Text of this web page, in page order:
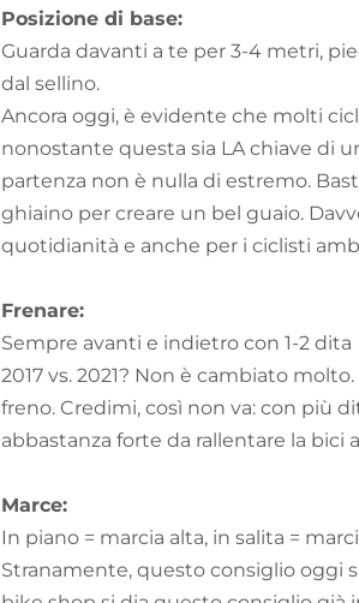
Posizione di base:
Guarda davanti a te per 3-4 metri,
dal sellino.
Ancora oggi, è evidente che molti
nonostante questa sia LA chiave di
partenza non è nulla di estremo.
ghiaino per creare un bel guaio.
quotidianità e anche per i ciclisti
Frenare:
Sempre avanti e indietro con 1-2 dita
2017 vs. 2021? Non è cambiato
freno. Credimi, così non va: con più
abbastanza forte da rallentare la bici
Marce:
In piano = marcia alta, in salita =
Stranamente, questo consiglio oggi